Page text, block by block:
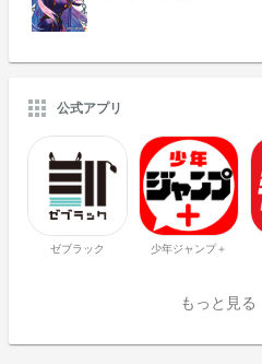
公式アプリ
ゼブラック 少年ジャンプ＋